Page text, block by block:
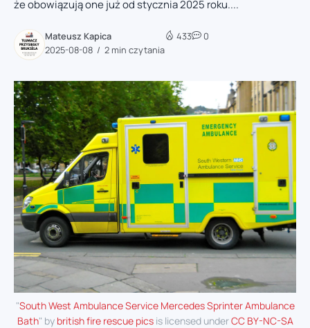
że obowiązują one już od stycznia 2025 roku....
Mateusz Kapica
2025-08-08
2 min czytania
433 0
"South West Ambulance Service Mercedes Sprinter Ambulance
Bath" by british fire rescue picsis licensed underCC BY-NC-SA